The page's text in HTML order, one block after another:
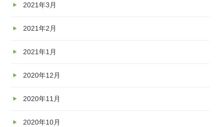
2021年3月
2021年2月
2021年1月
2020年12月
2020年11月
2020年10月